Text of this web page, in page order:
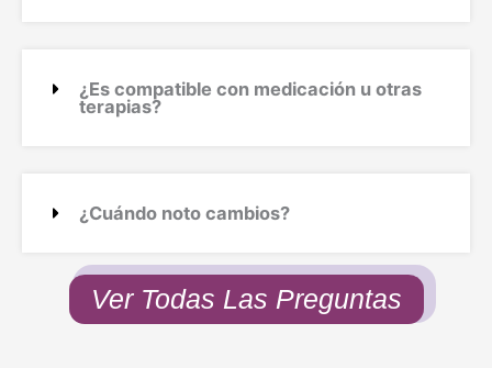
¿Es compatible con medicación u otras
terapias?
¿Cuándo noto cambios?
Ver Todas Las Preguntas